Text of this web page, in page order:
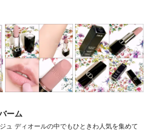
ーム
ュ ディオールの中でもひときわ人気を集めて